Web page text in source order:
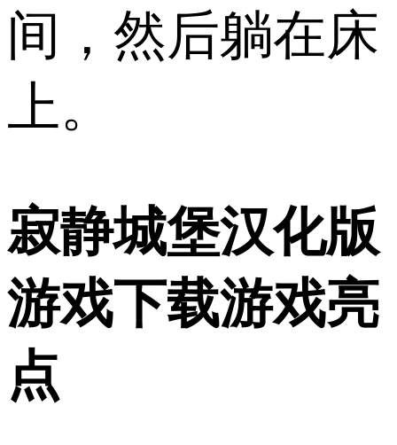
间，然后躺在床
上。
寂静城堡汉化版
游戏下载游戏亮
点